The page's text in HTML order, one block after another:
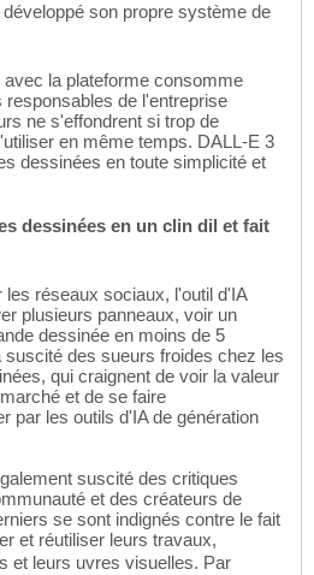
développé son propre système de
avec la plateforme consomme
responsables de l'entreprise
ne s'effondrent si trop de
en même temps. DALL-E 3
dessinées en toute simplicité et
dessinées en un clin dil et fait
réseaux sociaux, l'outil d'IA
plusieurs panneaux, voir un
dessinée en moins de 5
des sueurs froides chez les
qui craignent de voir la valeur
et de se faire
par les outils d'IA de génération
suscité des critiques
et des créateurs de
se sont indignés contre le fait
et réutiliser leurs travaux,
et leurs uvres visuelles. Par